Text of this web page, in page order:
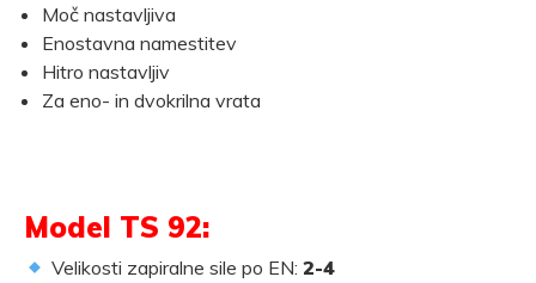
Moč nastavljiva
Enostavna namestitev
Hitro nastavljiv
Za eno- in dvokrilna vrata
Model TS 92:
Velikosti zapiralne sile po EN:2-4